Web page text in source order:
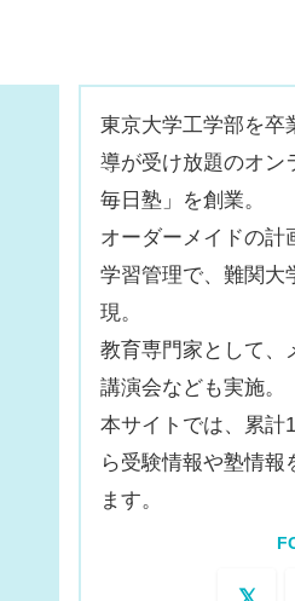
東京大学工学部を卒
導が受け放題のオン
毎日塾」を創業。
オーダーメイドの計
学習管理で、難関大
現。
教育専門家として、
講演会なども実施。
本サイトでは、累計
ら受験情報や塾情報
ます。